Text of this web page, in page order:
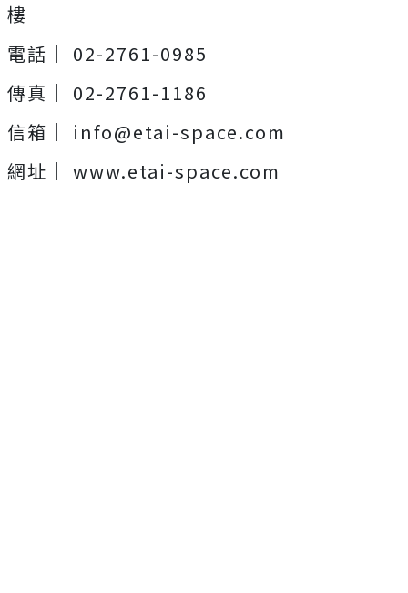
樓
電話｜ 02-2761-0985
傳真｜ 02-2761-1186
信箱│ info@etai-space.com
網址｜ www.etai-space.com